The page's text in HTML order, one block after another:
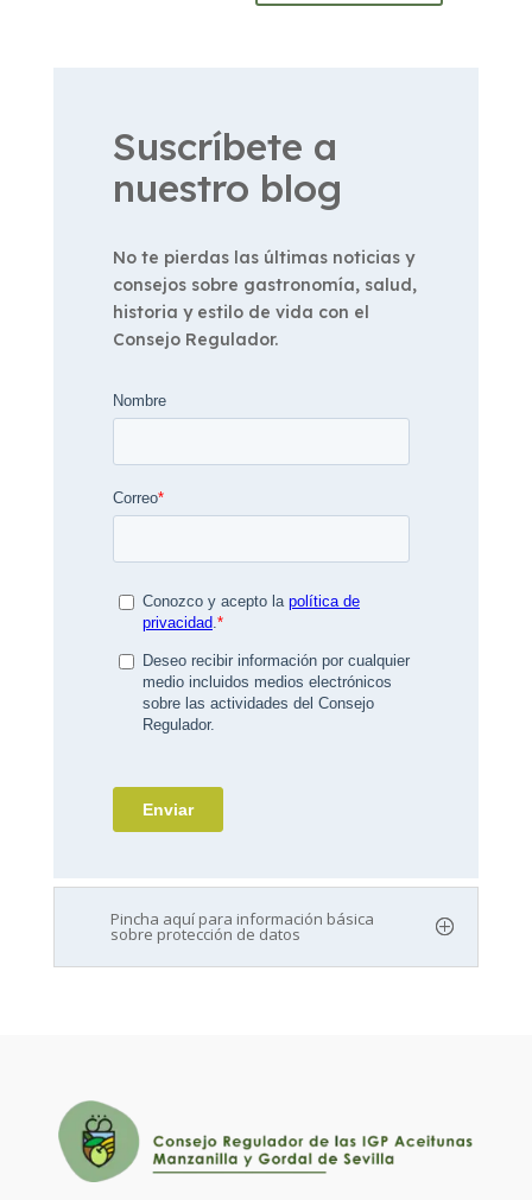
Suscríbete a
nuestro blog
No te pierdas las últimas noticias y
consejos sobre gastronomía, salud,
historia y estilo de vida con el
Consejo Regulador.
Pincha aquí para información básica
sobre protección de datos